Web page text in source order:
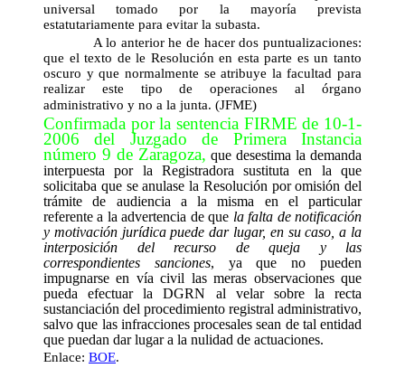
universal tomado por la mayoría prevista
estatutariamente para evitar la subasta.
A lo anterior he de hacer dos puntualizaciones:
que el texto de le Resolución en esta parte es un tanto
oscuro y que normalmente se atribuye la facultad para
realizar este tipo de operaciones al órgano
administrativo y no a la junta. (JFME)
Confirmada por la sentencia FIRME de 10-1-
2006 del Juzgado de Primera Instancia
número 9 de Zaragoza, que desestima la demanda
interpuesta por la Registradora sustituta en la que
solicitaba que se anulase la Resolución por omisión del
trámite de audiencia a la misma en el particular
referente a la advertencia de que  la falta de notificación
y motivación jurídica puede dar lugar, en su caso, a la
interposición del recurso de queja y las
correspondientes sanciones, ya queno pueden
impugnarse en vía civil las meras observaciones que
pueda efectuar la DGRN al velar sobre la recta
sustanciación del procedimiento registral administrativo,
salvo que las infracciones procesales sean de tal entidad
que puedan dar lugar a la nulidad de actuaciones.
Enlace: BOE.